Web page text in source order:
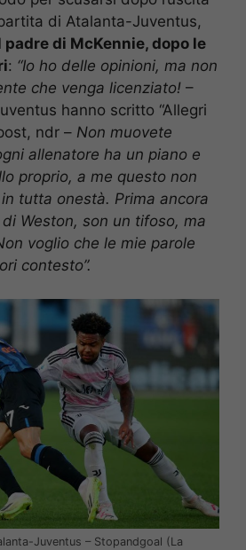
di Atalanta-Juventus,
padre di McKennie, dopo le
: “Io ho delle opinioni, ma non
che venga licenziato! –
hanno scritto “Allegri
ndr – Non muovete
allenatore ha un piano e
proprio, a me questo non
tutta onestà. Prima ancora
Weston, son un tifoso, ma
voglio che le mie parole
contesto”.
Juventus – Stopandgoal (La